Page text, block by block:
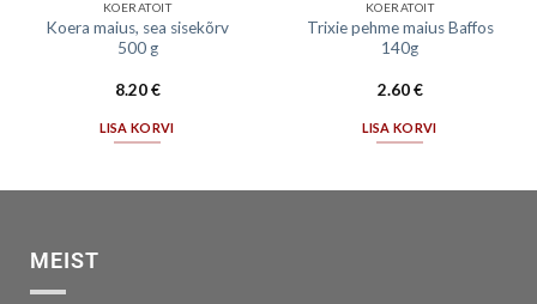
KOERATOIT
Koera maius, sea sisekõrv
500 g
8.20€
LISA KORVI
KOERATOIT
Trixie pehme maius Baffos
140g
2.60€
LISA KORVI
MEIST